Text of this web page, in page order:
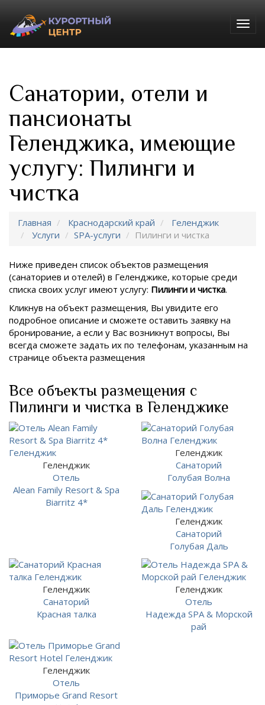
Санатории, отели и
пансионаты
Геленджика, имеющие
услугу: Пилинги и
чистка
Главная Краснодарский край
Геленджик
Услуги
SPA-услуги Пилинги и чистка
Ниже приведен список объектов размещения
(санаториев и отелей) в Геленджике, которые среди
списка своих услуг имеют услугу: Пилинги и чистка.
Кликнув на объект размещения, Вы увидите его
подробное описание и сможете оставить заявку на
бронирование, а если у Вас возникнут вопросы, Вы
всегда сможете задать их по телефонам, указанным на
странице объекта размещения
Все объекты размещения с
Пилинги и чистка в Геленджике
Геленджик
Отель
Alean Family Resort & Spa
Biarritz 4*
Геленджик
Санаторий
Голубая Волна
Геленджик
Санаторий
Голубая Даль
Геленджик
Санаторий
Красная талка
Геленджик
Отель
Надежда SPA & Морской
рай
Геленджик
Отель
Приморье Grand Resort